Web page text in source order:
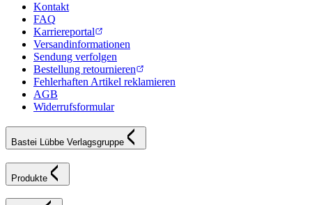
Kontakt
FAQ
Karriereportal
Versandinformationen
Sendung verfolgen
Bestellung retournieren
Fehlerhaften Artikel reklamieren
AGB
Widerrufsformular
Bastei Lübbe Verlagsgruppe
Produkte